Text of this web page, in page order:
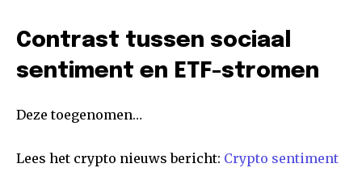
Contrast tussen sociaal
sentiment en ETF-stromen
Deze toegenomen…
Lees het crypto nieuws bericht: Crypto sentiment